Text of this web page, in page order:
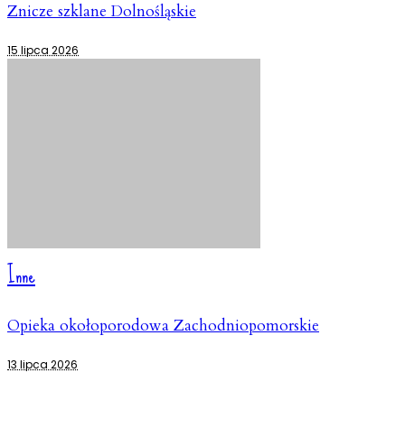
Znicze szklane Dolnośląskie
15 lipca 2026
Inne
Opieka okołoporodowa Zachodniopomorskie
13 lipca 2026